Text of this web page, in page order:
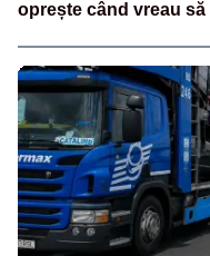
oprește când vreau